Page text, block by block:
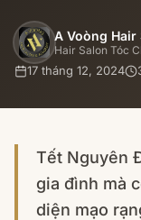
A Voòng Hair
Hair Salon Tóc
17 tháng 12, 2024
Tết Nguyên
gia đình mà
diện mạo